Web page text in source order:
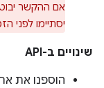
אם ההקשר
יסתיימו לפני
שינויים ב-API
הוספנו את